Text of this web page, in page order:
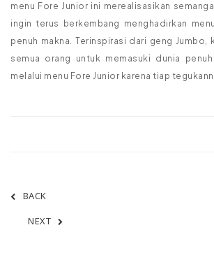
menu Fore Junior ini merealisasikan
ingin terus berkembang menghadirkan
penuh makna. Terinspirasi dari geng Jumbo,
semua orang untuk memasuki dunia
melalui menu Fore Junior karena tiap
BACK
NEXT